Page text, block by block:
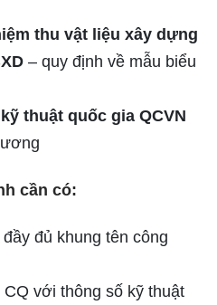
thu vật liệu xây dựng
– quy định về mẫu biểu
thuật quốc gia QCVN
cần có:
đủ khung tên công
với thông số kỹ thuật